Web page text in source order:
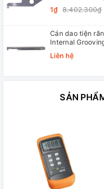
1₫ 8.402.300₫
Cán dao tiện
Internal
Liên hệ
SẢN